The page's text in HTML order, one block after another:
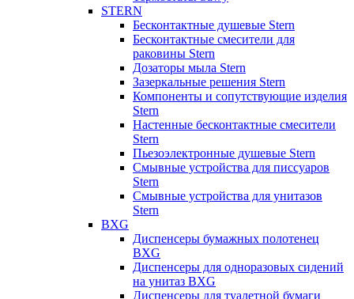
STERN
Бесконтактные душевые Stern
Бесконтактные смесители для
раковины Stern
Дозаторы мыла Stern
Зазеркальные решения Stern
Компоненты и сопутствующие изделия
Stern
Настенные бесконтактные смесители
Stern
Пьезоэлектронные душевые Stern
Смывные устройства для писсуаров
Stern
Смывные устройства для унитазов
Stern
BXG
Диспенсеры бумажных полотенец
BXG
Диспенсеры для одноразовых сидений
на унитаз BXG
Диспенсеры для туалетной бумаги